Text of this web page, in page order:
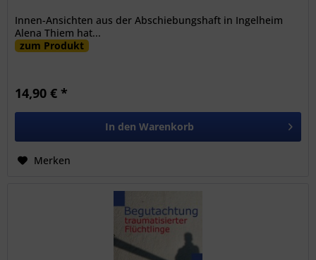
Innen-Ansichten aus der Abschiebungshaft in Ingelheim
Alena Thiem hat...
zum Produkt
14,90 € *
In den Warenkorb
Merken